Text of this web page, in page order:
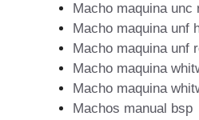
Macho maquina unc
Macho maquina unf
Macho maquina unf
Macho maquina
Macho maquina
Machos manual bsp